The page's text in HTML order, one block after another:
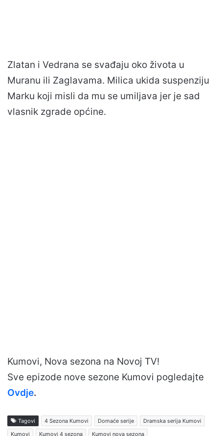
Zlatan i Vedrana se svađaju oko života u
Muranu ili Zaglavama. Milica ukida suspenziju
Marku koji misli da mu se umiljava jer je sad
vlasnik zgrade općine.
Kumovi, Nova sezona na Novoj TV!
Sve epizode nove sezone Kumovi pogledajte
Ovdje.
Tagovi 4 Sezona Kumovi Domaće serije
Dramska serija Kumovi
Kumovi
Kumovi 4 sezona Kumovi nova sezona